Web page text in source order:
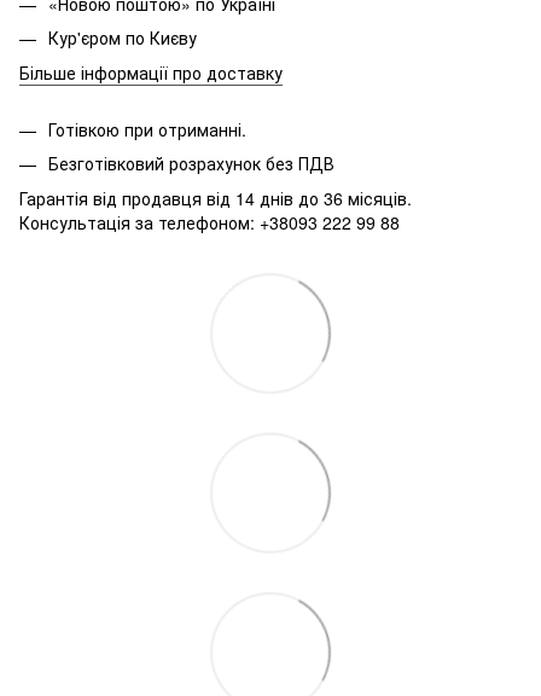
Кур'єром по Києву
Більше інформації про доставку
Готівкою при отриманні.
Безготівковий розрахунок без ПДВ
Гарантія від продавця від 14 днів до 36 місяців.
Консультація за телефоном: +38093 222 99 88